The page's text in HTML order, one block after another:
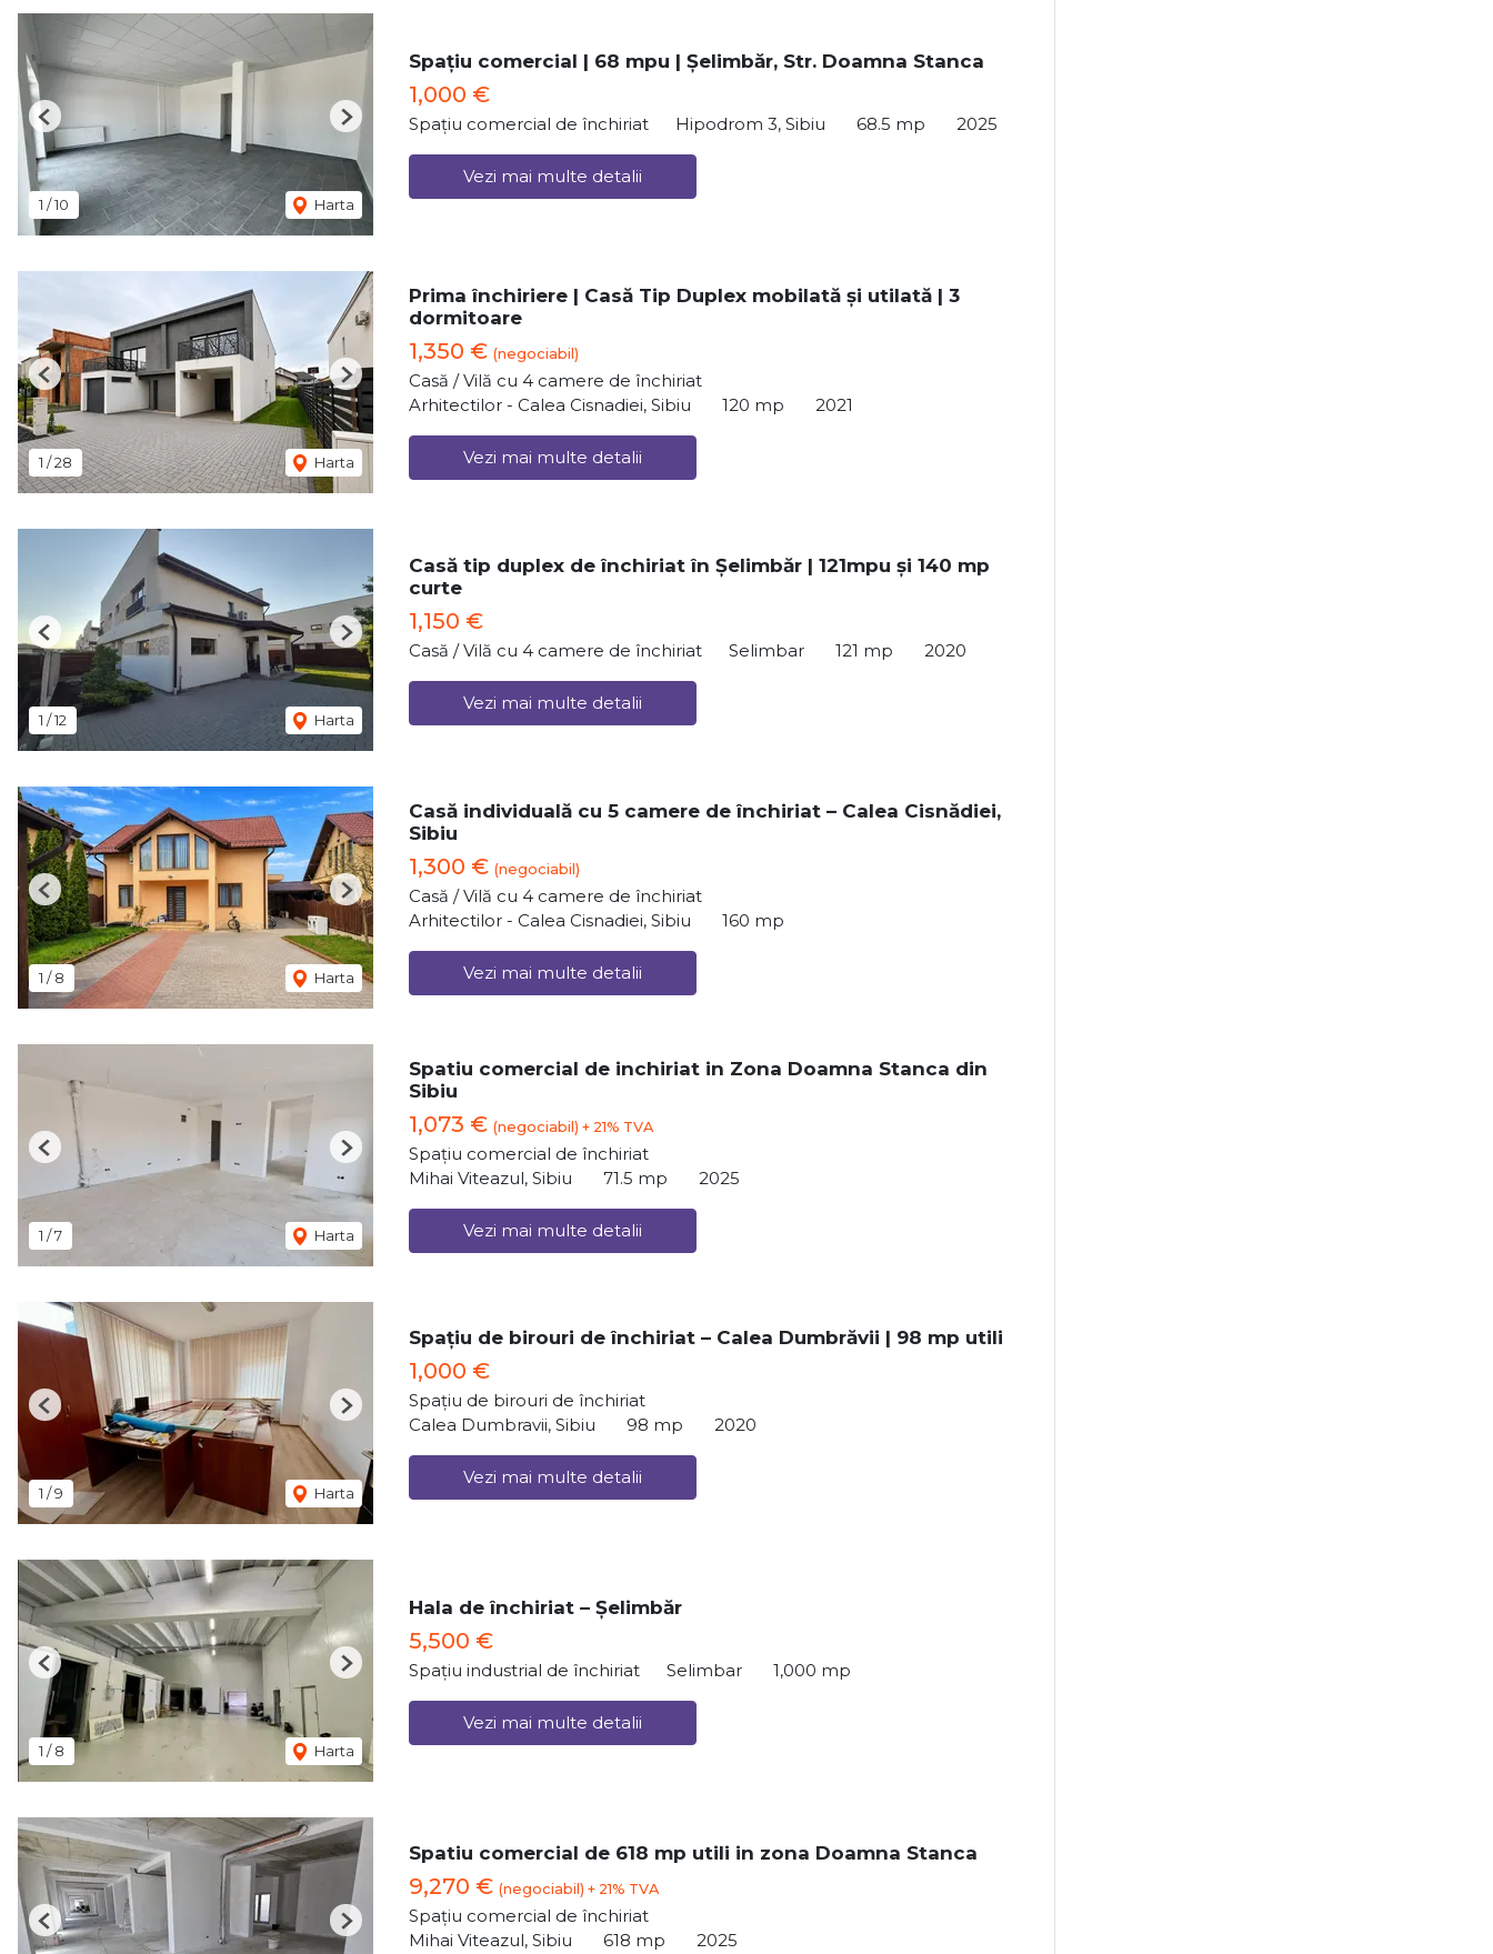
1 /10 Harta
Previous Next
Spațiu comercial | 68 mpu | Șelimbăr, Str. Doamna Stanca
1,000 €
Spațiu comercial de închiriat Hipodrom 3, Sibiu 68.5 mp 2025
Vezi mai multe detalii
1 /28 Harta
Previous Next
Prima închiriere | Casă Tip Duplex mobilată și utilată | 3
dormitoare
1,350 € (negociabil)
Casă / Vilă cu 4 camere de închiriat
Arhitectilor - Calea Cisnadiei, Sibiu
120 mp 2021
Vezi mai multe detalii
1 /12 Harta
Previous Next
Casă tip duplex de închiriat în Șelimbăr | 121mpu și 140 mp
curte
1,150 €
Casă / Vilă cu 4 camere de închiriat Selimbar 121 mp 2020
Vezi mai multe detalii
1 /8 Harta
Previous Next
Casă individuală cu 5 camere de închiriat – Calea Cisnădiei,
Sibiu
1,300 € (negociabil)
Casă / Vilă cu 4 camere de închiriat
Arhitectilor - Calea Cisnadiei, Sibiu
160 mp
Vezi mai multe detalii
1 /7 Harta
Previous Next
Spatiu comercial de inchiriat in Zona Doamna Stanca din
Sibiu
1,073 € (negociabil) + 21% TVA
Spațiu comercial de închiriat
Mihai Viteazul, Sibiu
71.5 mp 2025
Vezi mai multe detalii
1 /9 Harta
Previous Next
Spațiu de birouri de închiriat – Calea Dumbrăvii | 98 mp utili
1,000 €
Spațiu de birouri de închiriat
Calea Dumbravii, Sibiu
98 mp 2020
Vezi mai multe detalii
1 /8 Harta
Previous Next
Hala de închiriat – Șelimbăr
5,500 €
Spațiu industrial de închiriat Selimbar 1,000 mp
Vezi mai multe detalii
Previous Next
Spatiu comercial de 618 mp utili in zona Doamna Stanca
9,270 € (negociabil) + 21% TVA
Spațiu comercial de închiriat
Mihai Viteazul, Sibiu
618 mp 2025